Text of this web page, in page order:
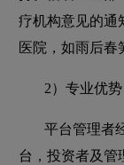
疗机构意见的通
医院，如雨后春
2）专业优势
平台管理者
台，投资者及管